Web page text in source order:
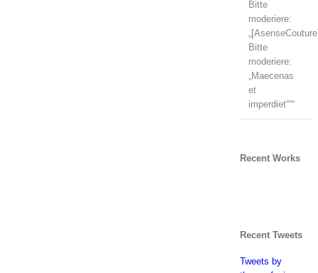
Bitte
moderiere:
Bitte
moderiere:
„Maecenas
et
imperdiet“““
Recent Works
Recent Tweets
Tweets by